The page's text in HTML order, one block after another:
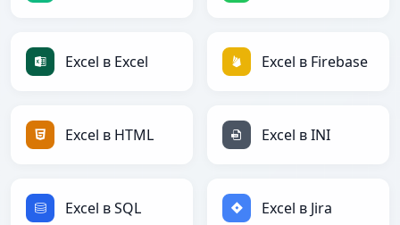
Excel в Excel Excel в Firebase
Excel в HTML Excel в INI
Excel в SQL Excel в Jira